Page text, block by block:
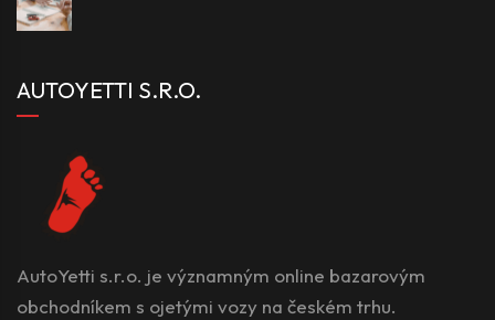
AUTOYETTI S.R.O.
AutoYetti s.r.o. je významným online bazarovým
obchodníkem s ojetými vozy na českém trhu.